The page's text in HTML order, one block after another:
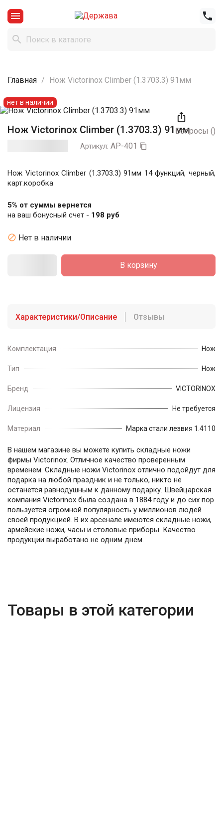



Главная Нож Victorinox Climber (1.3703.3) 91мм

Вопросы ()
нет в наличии
Нож Victorinox Climber (1.3703.3) 91мм
Артикул: AP-401 
Нож Victorinox Climber (1.3703.3) 91мм 14 функций, черный,
карт.коробка
5% от суммы вернется
на ваш бонусный счет - 198 руб
 Нет в наличии
В корзину
Характеристики/Описание Отзывы
Комплектация Нож
Тип Нож
Бренд VICTORINOX
Лицензия Не требуется
Материал Марка стали лезвия 1.4110
В нашем магазине вы можете купить складные ножи
фирмы Victorinox. Отличное качество проверенным
временем. Складные ножи Victorinox отлично подойдут для
подарка на любой праздник и не только, никто не
останется равнодушным к данному подарку. Швейцарская
компания Victorinox была создана в 1884 году и до сих пор
пользуется огромной популярность у миллионов людей
своей продукцией. В их арсенале имеются складные ножи,
армейские ножи, часы и столовые приборы. Качество
продукции выработано не одним днём.
Товары в этой категории